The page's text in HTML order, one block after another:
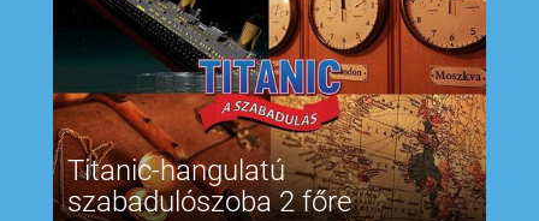
Titanic-hangulatú
szabadulószoba 2 főre